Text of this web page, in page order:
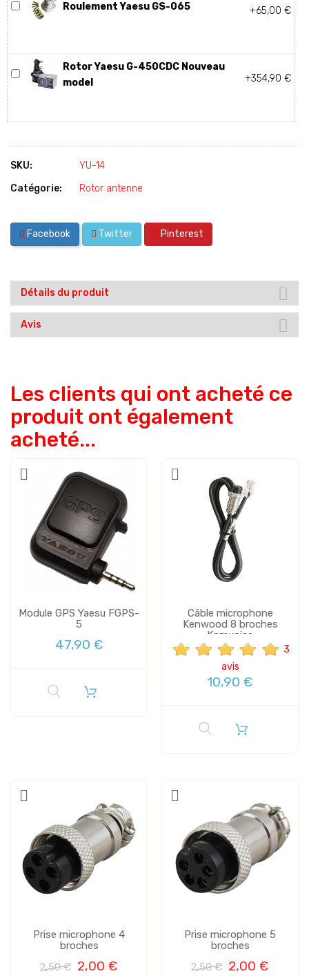
Roulement Yaesu GS-065 +65,00 €
Rotor Yaesu G-450CDC Nouveau
model
+354,90 €
SKU:
YU-14
Catégorie:
Rotor antenne
Facebook Twitter Pinterest
Détails du produit
Avis
Les clients qui ont acheté ce
produit ont également
acheté...
Module GPS Yaesu FGPS-
5
47,90 €
Câble microphone
Kenwood 8 broches
Komunica
3
avis
10,90 €
Prise microphone 4
broches
2,50 € 2,00 €
Prise microphone 5
broches
2,50 € 2,00 €